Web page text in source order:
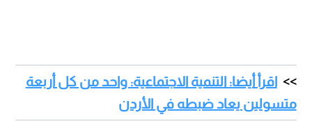
اقرأ أيضا: التنمية الاجتماعية: واحد من كل أربعة
متسولين يعاد ضبطه في الأردن